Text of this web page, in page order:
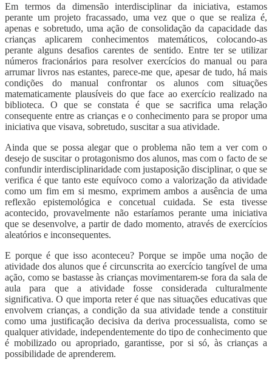
Em termos da dimensão interdisciplinar da iniciativa, estamos
perante um projeto fracassado, uma vez que o que se realiza é,
apenas e sobretudo, uma ação de consolidação da capacidade das
crianças aplicarem conhecimentos matemáticos, colocando-as
perante alguns desafios carentes de sentido. Entre ter se utilizar
números fracionários para resolver exercícios do manual ou para
arrumar livros nas estantes, parece-me que, apesar de tudo, há mais
condições do manual confrontar os alunos com situações
matematicamente plausíveis do que face ao exercício realizado na
biblioteca. O que se constata é que se sacrifica uma relação
consequente entre as crianças e o conhecimento para se propor uma
iniciativa que visava, sobretudo, suscitar a sua atividade.
Ainda que se possa alegar que o problema não tem a ver com o
desejo de suscitar o protagonismo dos alunos, mas com o facto de se
confundir interdisciplinaridade com justaposição disciplinar, o que se
verifica é que tanto este equívoco como a valorização da atividade
como um fim em si mesmo, exprimem ambos a ausência de uma
reflexão epistemológica e concetual cuidada. Se esta tivesse
acontecido, provavelmente não estaríamos perante uma iniciativa
que se desenvolve, a partir de dado momento, através de exercícios
aleatórios e inconsequentes.
E porque é que isso aconteceu? Porque se impõe uma noção de
atividade dos alunos que é circunscrita ao exercício tangível de uma
ação, como se bastasse às crianças movimentarem-se fora da sala de
aula para que a atividade fosse considerada culturalmente
significativa. O que importa reter é que nas situações educativas que
envolvem crianças, a condição da sua atividade tende a constituir
como uma justificação decisiva da deriva processualista, como se
qualquer atividade, independentemente do tipo de conhecimento que
é mobilizado ou apropriado, garantisse, por si só, às crianças a
possibilidade de aprenderem.